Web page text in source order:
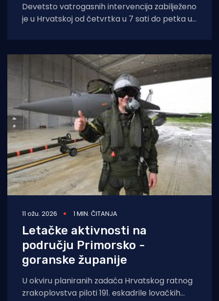
Devetsto vatrogasnih intervencija zabilježeno
je u Hrvatskoj od četvrtka u 7 sati do petka u
11 ožu. 2026 1 MIN. ČITANJA
Letačke aktivnosti na
području Primorsko -
goranske županije
U okviru planiranih zadaća Hrvatskog ratnog
zrakoplovstva piloti 191. eskadrile lovačkih